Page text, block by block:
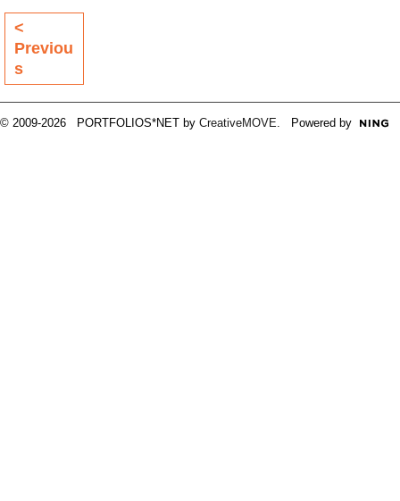
<
Previou
s
© 2009-2026 PORTFOLIOS*NET by CreativeMOVE. Powered by